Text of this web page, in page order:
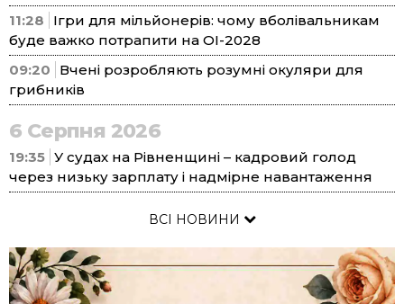
11:28
Ігри для мільйонерів: чому вболівальникам
буде важко потрапити на ОІ-2028
09:20
Вчені розробляють розумні окуляри для
грибників
6 Серпня 2026
19:35 У судах на Рівненщині – кадровий голод
через низьку зарплату і надмірне навантаження
ВСІ НОВИНИ